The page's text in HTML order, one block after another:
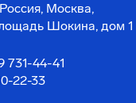
Москва,
Шокина, дом 1
731-44-41
22-33